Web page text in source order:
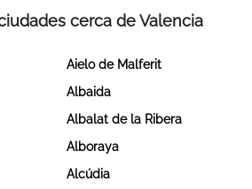
cerca de Valencia
Aielo de Malferit
Albaida
Albalat de la Ribera
Alboraya
Alcúdia